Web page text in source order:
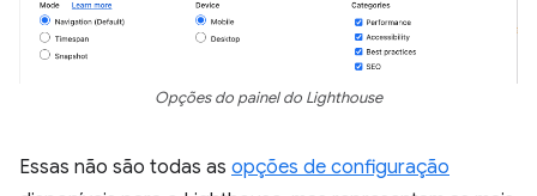
Opções do painel do Lighthouse
Essas não são todas as opções de configuração